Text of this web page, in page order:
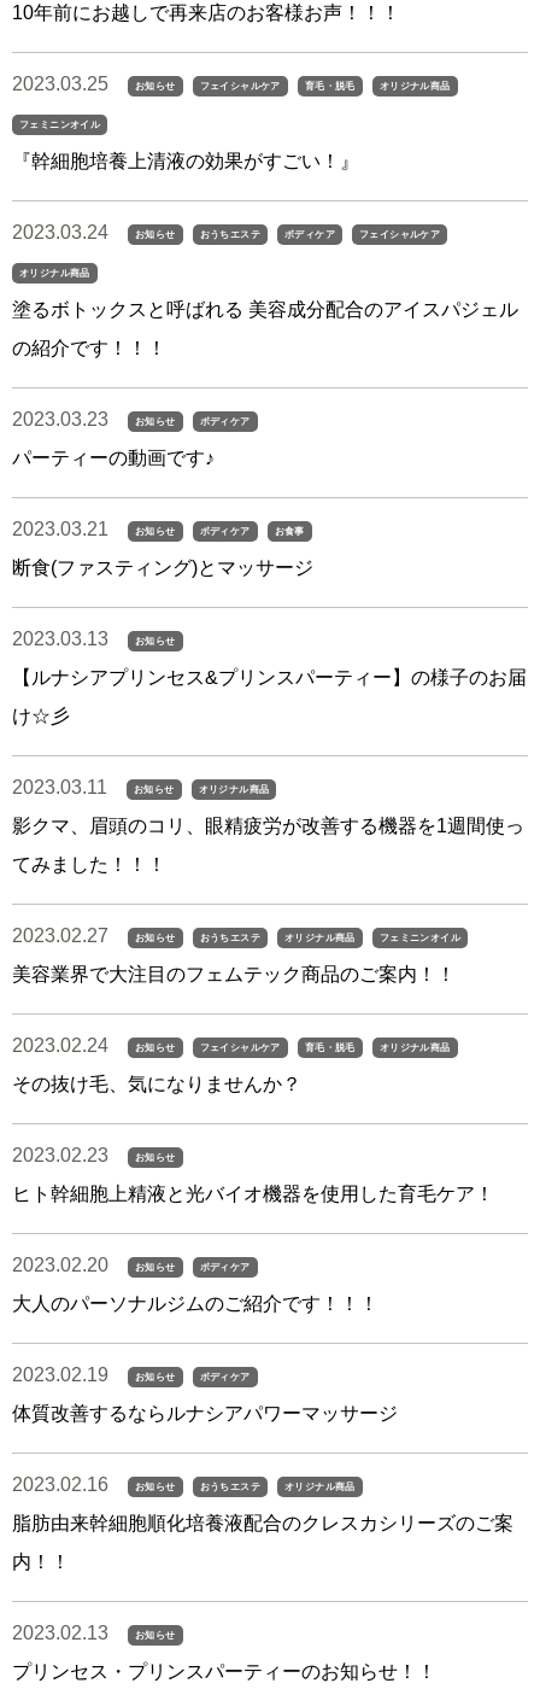
10年前にお越しで再来店のお客様お声！！！
2023.03.25 お知らせ フェイシャルケア 育毛・脱毛 オリジナル商品
フェミニンオイル
『幹細胞培養上清液の効果がすごい！』
2023.03.24 お知らせ おうちエステ ボディケア フェイシャルケア
オリジナル商品
塗るボトックスと呼ばれる 美容成分配合のアイスパジェル
の紹介です！！！
2023.03.23 お知らせ ボディケア
パーティーの動画です♪
2023.03.21 お知らせ ボディケア お食事
断食(ファスティング)とマッサージ
2023.03.13 お知らせ
【ルナシアプリンセス&プリンスパーティー】の様子のお届
け☆彡
2023.03.11 お知らせ オリジナル商品
影クマ、眉頭のコリ、眼精疲労が改善する機器を1週間使っ
てみました！！！
2023.02.27 お知らせ おうちエステ オリジナル商品 フェミニンオイル
美容業界で大注目のフェムテック商品のご案内！！
2023.02.24 お知らせ フェイシャルケア 育毛・脱毛 オリジナル商品
その抜け毛、気になりませんか？
2023.02.23 お知らせ
ヒト幹細胞上精液と光バイオ機器を使用した育毛ケア！
2023.02.20 お知らせ ボディケア
大人のパーソナルジムのご紹介です！！！
2023.02.19 お知らせ ボディケア
体質改善するならルナシアパワーマッサージ
2023.02.16 お知らせ おうちエステ オリジナル商品
脂肪由来幹細胞順化培養液配合のクレスカシリーズのご案
内！！
2023.02.13 お知らせ
プリンセス・プリンスパーティーのお知らせ！！